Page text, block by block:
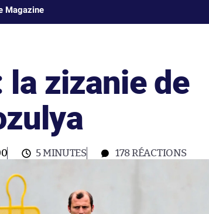
Magazine
zizanie de
5 MINUTES 178RÉACTIONS